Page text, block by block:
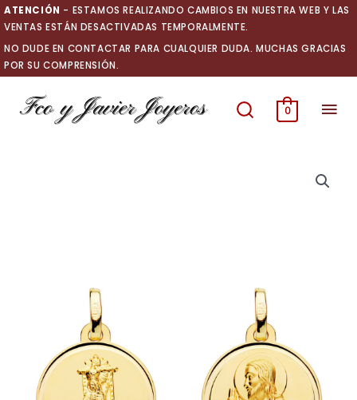
Ir
al
contenido
ATENCIÓN - ESTAMOS REALIZANDO CAMBIOS EN NUESTRA WEB Y LAS
VENTAS ESTÁN DESACTIVADAS TEMPORALMENTE.
NO DUDE EN CONTACTAR PARA CUALQUIER DUDA. MUCHAS GRACIAS
POR SU COMPRENSIÓN.
0